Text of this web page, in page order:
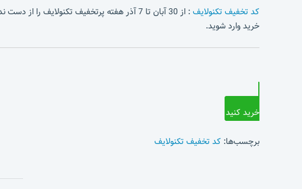
کد تخفیف تکنولایف: از 30 آبان تا 7 آذر هفته پرتخفیف تکنولایف را از دست نده!
خرید وارد شوید.
خرید کنید
برچسب‌ها: کد تخفیف تکنولایف